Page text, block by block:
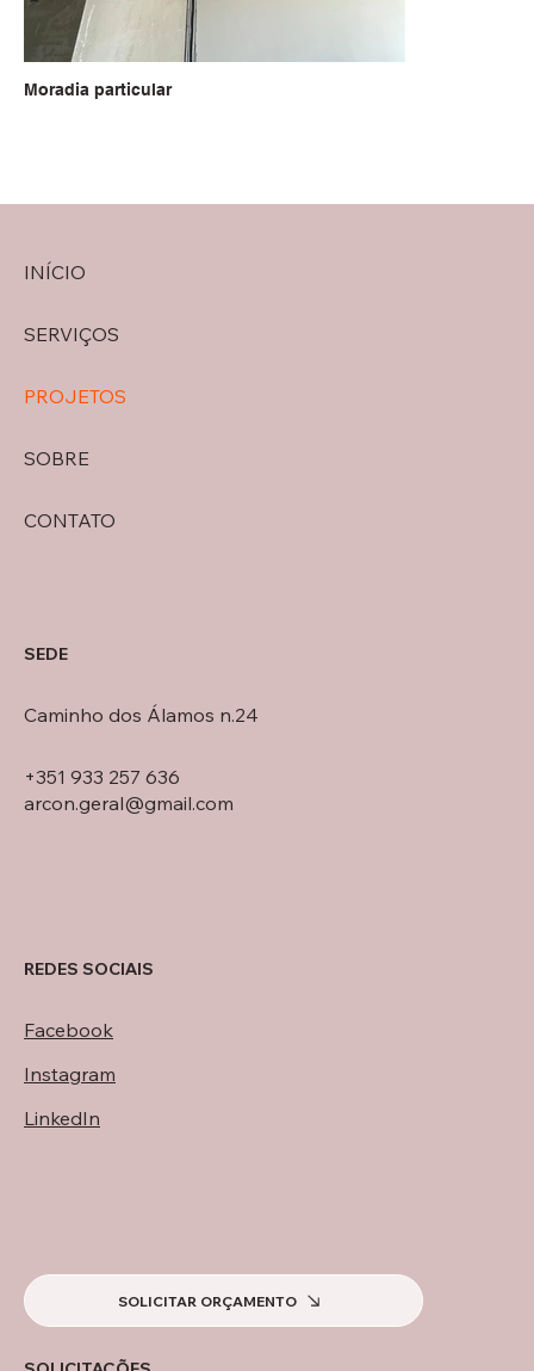
Moradia particular
INÍCIO
SERVIÇOS
PROJETOS
SOBRE
CONTATO
+351 933 257 636
arcon.geral@gmail.com
Caminho dos Álamos n.24
SEDE
REDES SOCIAIS
Facebook
Instagram
LinkedIn
SOLICITAR ORÇAMENTO